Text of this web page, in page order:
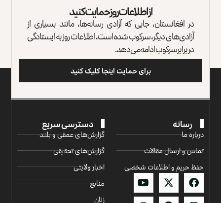
از اطلاعات روز حمایت کنید
در افغانستان، جایی که آزادی رسانه‌ها، مانند بسیاری از
آزادی‌های دیگر، سرکوب شده است، اطلاعات روز به ایستادگی
در برابر سرکوب ادامه می‌دهد.
برای حمایت اینجا کلیک کنید
رسانه
درباره ما
تماس و ارسال مقالات
حفظ حریم و اطلاعات شخصی
دسترسی سریع
گزارش‌‌های عمقی و بلند
گزارش‌های تحقیقی
اخبار ولایتی
منابع
زنان